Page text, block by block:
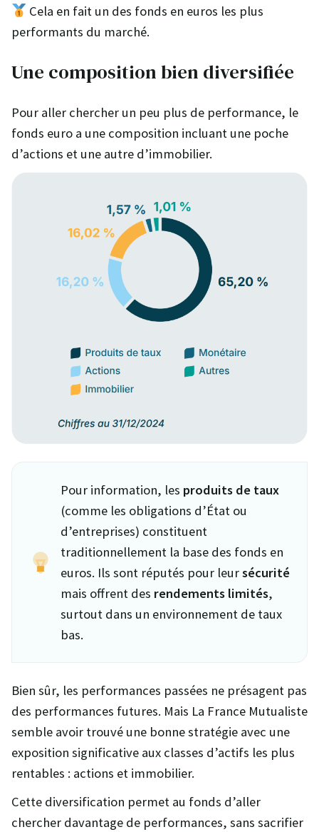
Cela en fait un des fonds en euros les plus
performants du marché.
Une composition bien diversifiée
Pour aller chercher un peu plus de performance, le
fonds euro a une composition incluant une poche
d’actions et une autre d’immobilier.
Pour information, les produits de taux
(comme les obligations d’État ou
d’entreprises) constituent
traditionnellement la base des fonds en
euros. Ils sont réputés pour leursécurité
mais offrent des rendements limités,
surtout dans un environnement de taux
bas.
Bien sûr, les performances passées ne présagent pas
des performances futures. Mais La France Mutualiste
semble avoir trouvé une bonne stratégie avec une
exposition significative aux classes d’actifs les plus
rentables : actions et immobilier.
Cette diversification permet au fonds d’aller
chercher davantage de performances, sans sacrifier